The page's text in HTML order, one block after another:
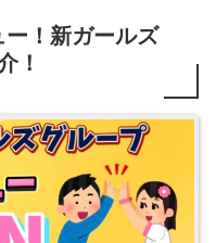
ー！新ガールズ
！